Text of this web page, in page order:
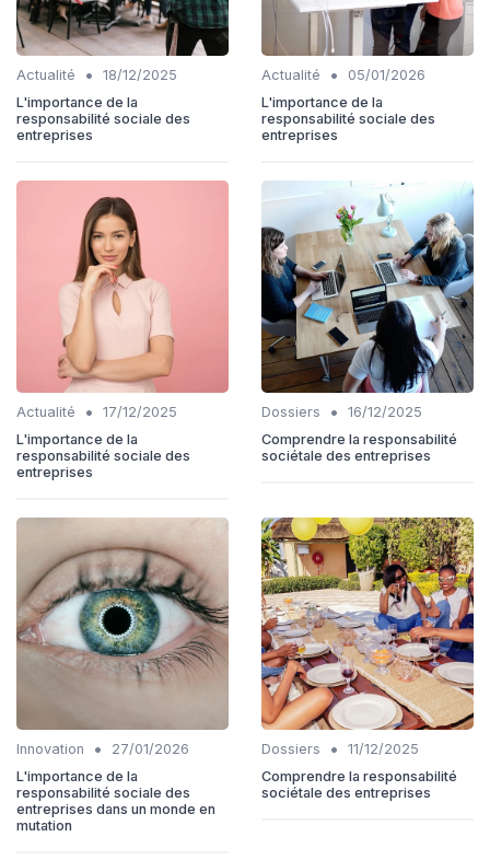
Actualité •
18/12/2025
L'importance de la
responsabilité sociale des
entreprises
Actualité •
05/01/2026
L'importance de la
responsabilité sociale des
entreprises
Actualité •
17/12/2025
L'importance de la
responsabilité sociale des
entreprises
Dossiers •
16/12/2025
Comprendre la responsabilité
sociétale des entreprises
Innovation •
27/01/2026
L'importance de la
responsabilité sociale des
entreprises dans un monde en
mutation
Dossiers •
11/12/2025
Comprendre la responsabilité
sociétale des entreprises